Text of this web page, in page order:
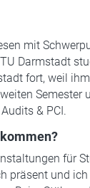
mit
Darmstadt
fort, weil
Semester
& PCI.
für
präsent und